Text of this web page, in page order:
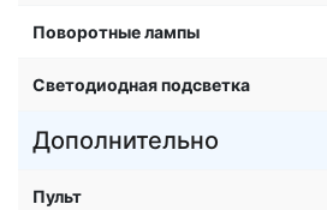
Поворотные лампы
Светодиодная подсветка
Дополнительно
Пульт